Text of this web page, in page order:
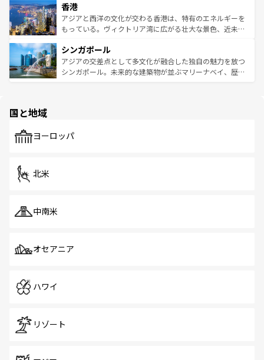
とつ。フォーやバインミー、ベトナムコーヒーなどは、ぜ
ひ現地で味わいたい。どの地域を訪れてもあたたかい人々
が旅行者を迎えてくれるので、きっと忘れられない旅にな
参照してほしい。
の活気が交差している。北部ではチェンマイなどの山岳地
帯で自然と触れ合い、南部ではプーケットやクラビの美し
いビーチでリゾート気分を楽しむことができる。タイ料理
激する。気候は一年中温暖で、どの季節にも異なる楽しみ
が待っている。親しみやすいタイの人々、仏教を中心とし
た文化、そして多様な観光資源が、訪れる旅人を魅了し続
香港
アジアと西洋の文化が交わる香港は、特有のエネルギーを
もっている。ヴィクトリア湾に広がる壮大な景色、近未来
み、どこを訪れても感動するはず。観光スポットが密集し
ており、効率よく見どころを回れるのも魅力。息をのむよ
うな絶景から文化的な体験まで、香港を存分に楽しみ尽く
シンガポール
アジアの交差点として多文化が融合した独自の魅力を放つ
シンガポール。未来的な建築物が並ぶマリーナベイ、歴史
で、ホーカーズは地元の風情を楽しめる外せないスポット
国と地域
ヨーロッパ
北米
中南米
オセアニア
ハワイ
リゾート